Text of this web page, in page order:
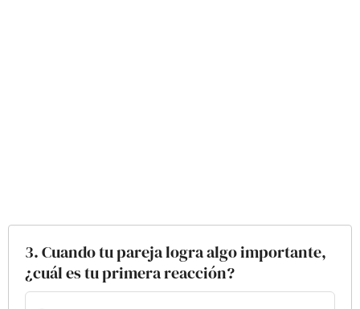
3. Cuando tu pareja logra algo importante,
¿cuál es tu primera reacción?